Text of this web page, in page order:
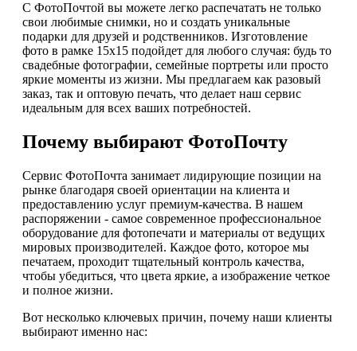
С ФотоПочтой вы можете легко распечатать не только
свои любимые снимки, но и создать уникальные
подарки для друзей и родственников. Изготовление
фото в рамке 15х15 подойдет для любого случая: будь то
свадебные фотографии, семейные портреты или просто
яркие моменты из жизни. Мы предлагаем как разовый
заказ, так и оптовую печать, что делает наш сервис
идеальным для всех ваших потребностей.
Почему выбирают ФотоПочту
Сервис ФотоПочта занимает лидирующие позиции на
рынке благодаря своей ориентации на клиента и
предоставлению услуг премиум-качества. В нашем
распоряжении - самое современное профессиональное
оборудование для фотопечати и материалы от ведущих
мировых производителей. Каждое фото, которое мы
печатаем, проходит тщательный контроль качества,
чтобы убедиться, что цвета яркие, а изображение четкое
и полное жизни.
Вот несколько ключевых причин, почему наши клиенты
выбирают именно нас: